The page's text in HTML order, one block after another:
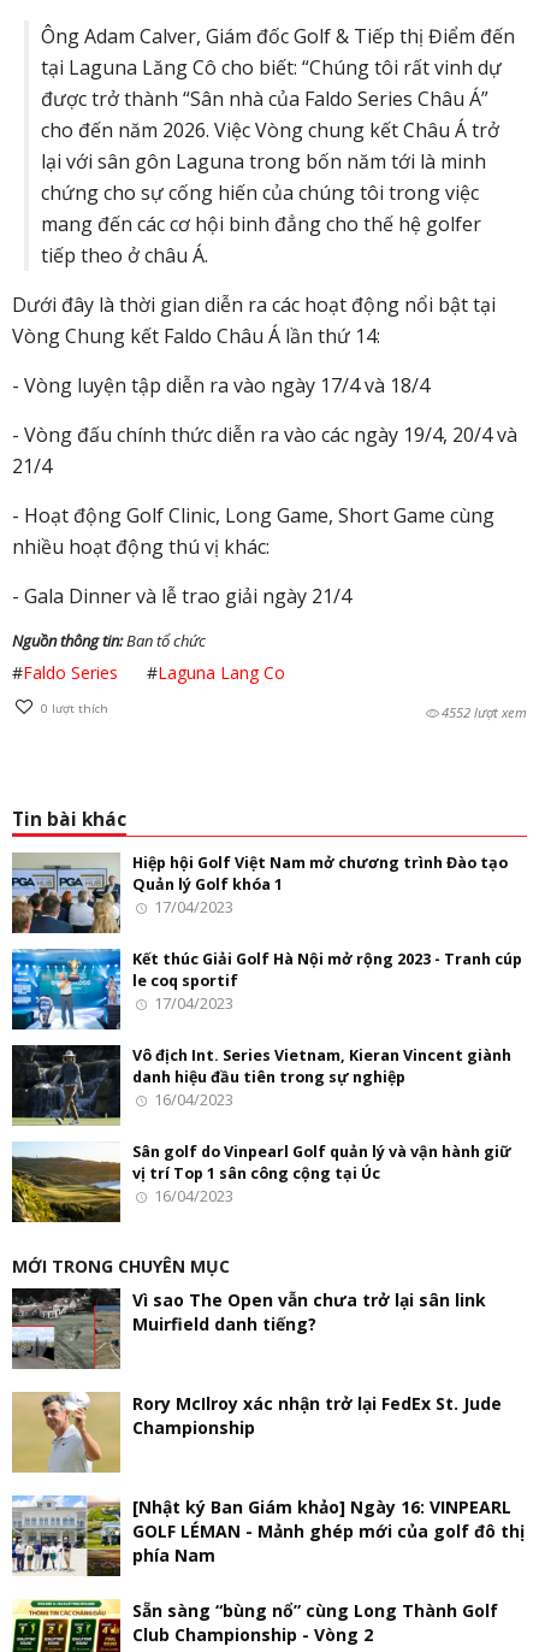
Ông Adam Calver, Giám đốc Golf & Tiếp thị Điểm đến
tại Laguna Lăng Cô cho biết: “Chúng tôi rất vinh dự
được trở thành “Sân nhà của Faldo Series Châu Á”
cho đến năm 2026. Việc Vòng chung kết Châu Á trở
lại với sân gôn Laguna trong bốn năm tới là minh
chứng cho sự cống hiến của chúng tôi trong việc
mang đến các cơ hội binh đẳng cho thế hệ golfer
tiếp theo ở châu Á.
Dưới đây là thời gian diễn ra các hoạt động nổi bật tại
Vòng Chung kết Faldo Châu Á lần thứ 14:
- Vòng luyện tập diễn ra vào ngày 17/4 và 18/4
- Vòng đấu chính thức diễn ra vào các ngày 19/4, 20/4 và
21/4
- Hoạt động Golf Clinic, Long Game, Short Game cùng
nhiều hoạt động thú vị khác:
- Gala Dinner và lễ trao giải ngày 21/4
Nguồn thông tin:Ban tổ chức
#Faldo Series #Laguna Lang Co
0 lượt thích 4552 lượt xem
Tin bài khác
Hiệp hội Golf Việt Nam mở chương trình Đào tạo
Quản lý Golf khóa 1
17/04/2023
Kết thúc Giải Golf Hà Nội mở rộng 2023 - Tranh cúp
le coq sportif
17/04/2023
Vô địch Int. Series Vietnam, Kieran Vincent giành
danh hiệu đầu tiên trong sự nghiệp
16/04/2023
Sân golf do Vinpearl Golf quản lý và vận hành giữ
vị trí Top 1 sân công cộng tại Úc
16/04/2023
MỚI TRONG CHUYÊN MỤC
Vì sao The Open vẫn chưa trở lại sân link
Muirfield danh tiếng?
Rory McIlroy xác nhận trở lại FedEx St. Jude
Championship
[Nhật ký Ban Giám khảo] Ngày 16: VINPEARL
GOLF LÉMAN - Mảnh ghép mới của golf đô thị
phía Nam
Sẵn sàng “bùng nổ” cùng Long Thành Golf
Club Championship - Vòng 2